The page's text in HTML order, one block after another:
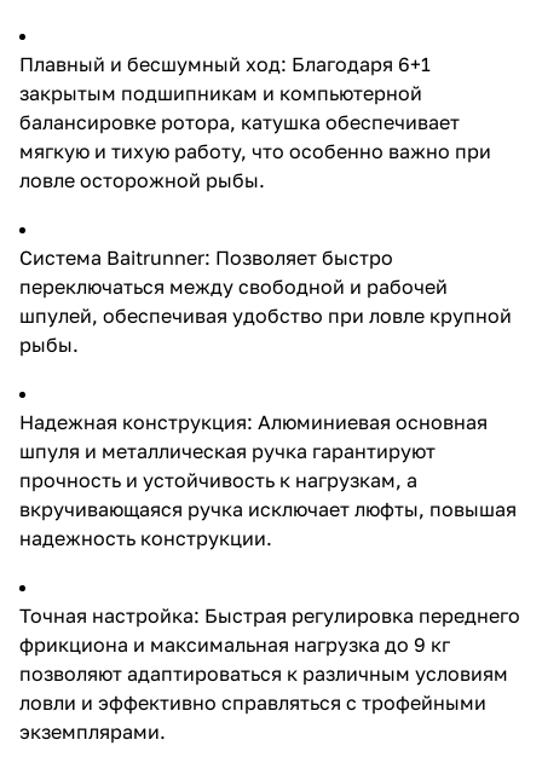
конструкция: Алюминиевая
основная шпуля и
металлическая ручка
гарантируют прочность и
устойчивость к нагрузкам, а
вкручивающаяся ручка
надежность конструкции.
регулировка переднего
фрикциона и максимальная
нагрузка до 9 кг позволяют
адаптироваться к различным
условиям ловли и эффективно
экземплярами. Технические
характеристики: Подшипники:
Передаточное отношение: 5,1:1
Дополнительные особенности:
Две клипсы для фиксации лески
хода Компания EastShark
производстве
высококачественных
рыболовных товаров, предлагая
оптовым покупателям и
специализированным
магазинам продукцию,
отвечающую современным
стандартам и требованиям
Плавный и бесшумный ход: Благодаря 6+1
закрытым подшипникам и компьютерной
балансировке ротора, катушка обеспечивает
мягкую и тихую работу, что особенно важно при
ловле осторожной рыбы.
Система Baitrunner: Позволяет быстро
переключаться между свободной и рабочей
шпулей, обеспечивая удобство при ловле крупной
рыбы.
Надежная конструкция: Алюминиевая основная
шпуля и металлическая ручка гарантируют
прочность и устойчивость к нагрузкам, а
вкручивающаяся ручка исключает люфты, повышая
надежность конструкции.
Точная настройка: Быстрая регулировка переднего
фрикциона и максимальная нагрузка до 9 кг
позволяют адаптироваться к различным условиям
ловли и эффективно справляться с трофейными
экземплярами.